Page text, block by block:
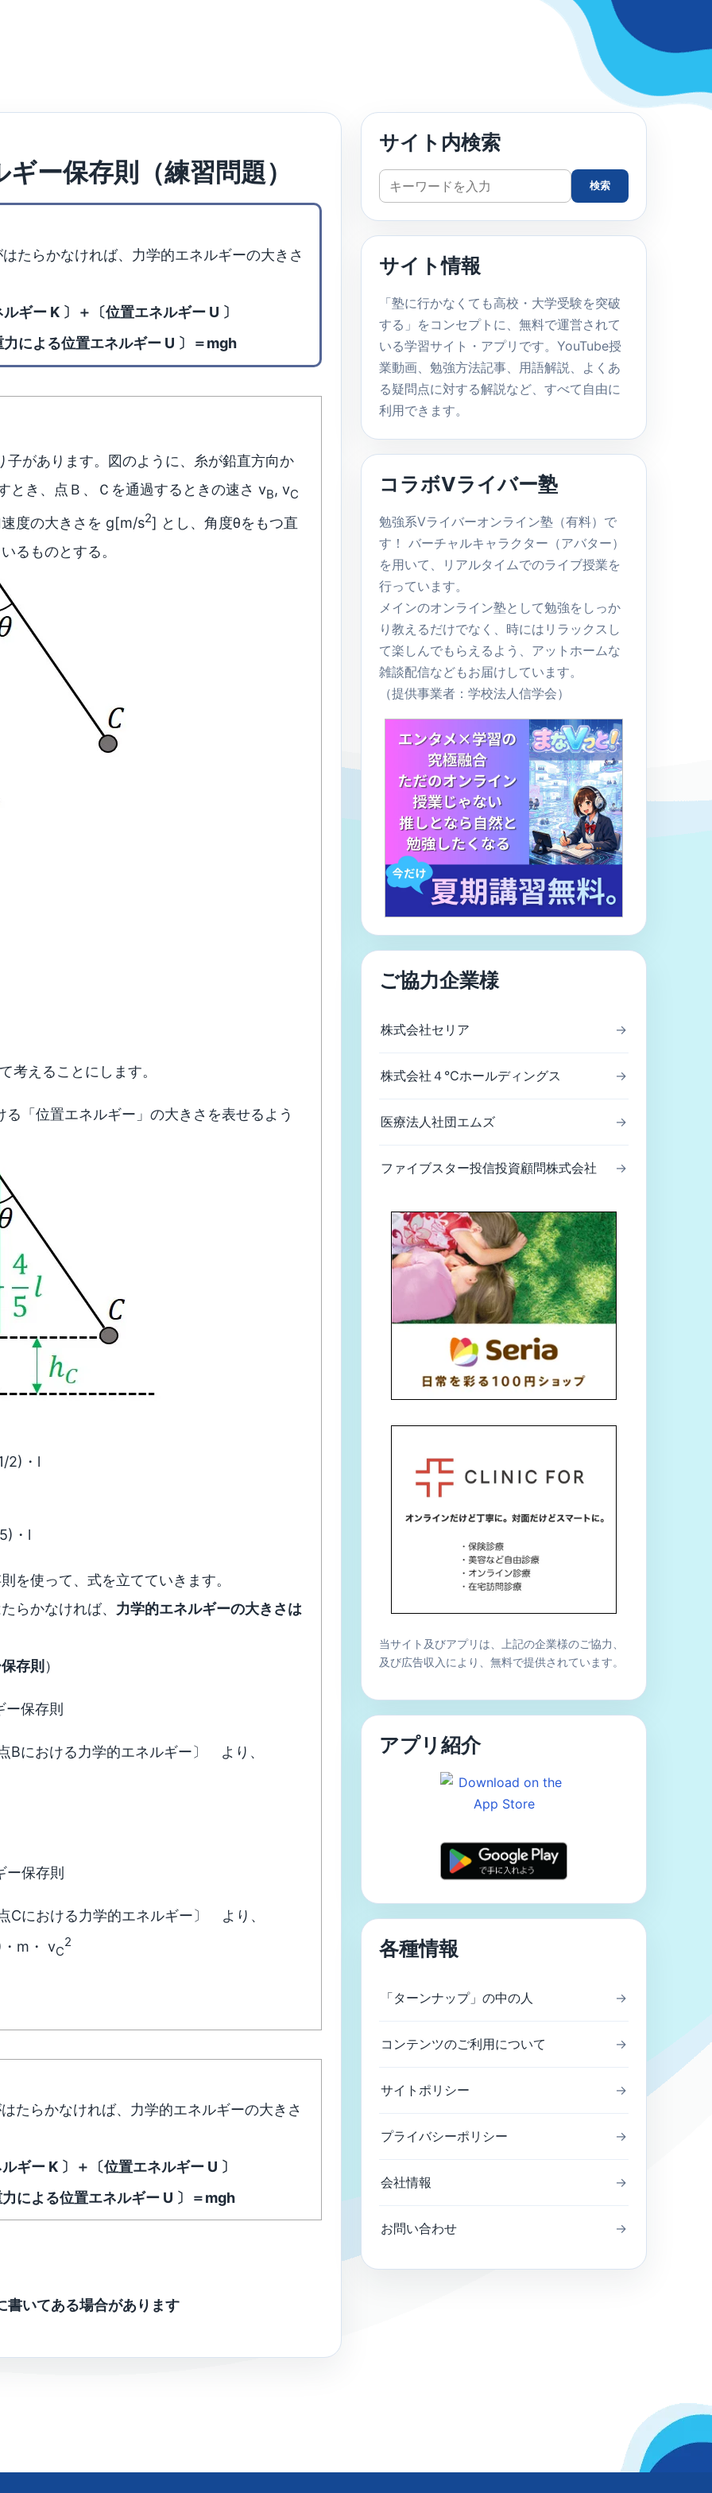
ー保存則（練習問題）
たらかなければ、力学的エネルギーの大きさ
ギー K 〕＋〔位置エネルギー U 〕
力による位置エネルギー U 〕＝mgh
があります。図のように、糸が鉛直方向か
とき、点Ｂ、Ｃを通過するときの速さ vB, vC
度の大きさを g[m/s2] とし、角度θをもつ直
るものとする。
考えることにします。
「位置エネルギー」の大きさを表せるよう
2)・l
・l
を使って、式を立てていきます。
らかなければ、 力学的エネルギーの大きさは
存則 ）
ー保存則
Bにおける力学的エネルギー〕 より、
保存則
Cにおける力学的エネルギー〕 より、
m・ vC
2
たらかなければ、力学的エネルギーの大きさ
ギー K 〕＋〔位置エネルギー U 〕
による位置エネルギー U 〕＝mgh
いてある場合があります
サイト内検索
サ
イ
ト
検
検索
サイト情報
「塾に行かなくても高校・大学受験を突破
する」をコンセプトに、無料で運営されて
いる学習サイト・アプリです。YouTube授
業動画、勉強方法記事、用語解説、よくあ
る疑問点に対する解説など、すべて自由に
利用できます。
コラボVライバー塾
勉強系Vライバーオンライン塾（有料）で
す！ バーチャルキャラクター（アバター）
を用いて、リアルタイムでのライブ授業を
行っています。
メインのオンライン塾として勉強をしっか
り教えるだけでなく、時にはリラックスし
て楽しんでもらえるよう、アットホームな
雑談配信などもお届けしています。
（提供事業者：学校法人信学会）
ご協力企業様
株式会社セリア →
株式会社４℃ホールディングス →
医療法人社団エムズ →
ファイブスター投信投資顧問株式会社 →
当サイト及びアプリは、上記の企業様のご協力、
及び広告収入により、無料で提供されています。
アプリ紹介
各種情報
「ターンナップ」の中の人 →
コンテンツのご利用について →
サイトポリシー →
プライバシーポリシー →
会社情報 →
お問い合わせ →